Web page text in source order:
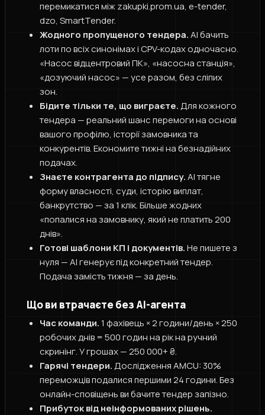
перемикатися між zakupki.prom.ua, e-tender,
dzo, SmartTender.
Жодного пропущеного тендера.AI бачить
лоти по всіх синонімах і CPV-кодах одночасно.
«Насос відцентровий ПК», «насосна станція»,
«дозуючий насос» — усе разом, без сліпих
зон.
Бідите тільки те, що виграєте.Для кожного
тендера — реальний шанс перемоги на основі
вашого профілю, історії замовника та
конкурентів. Економите тижні на безнадійних
подачах.
Знаєте контрагента до підпису.AI тягне
форму власності, суди, історію виплат,
банкрутство — за 1 клік. Більше жодних
«попалися на замовнику, який не платить 200
днів».
Готові шаблони КП і документів.Не пишете з
нуля — AI генерує під конкретний тендер.
Подача замість тижня — за день.
Що ви втрачаєте без AI-агента
Час команди.1 фахівець × 2 години/день × 250
робочих днів = 500 годин на рік на ручний
скринінг. У грошах — 250 000+ ₴.
Гарячі тендери.Дослідження AMCU: 30%
переможців подалися першими 24 години. Без
онлайн-сповіщень ви бачите тендер запізно.
Прибуток від неінформованих рішень.